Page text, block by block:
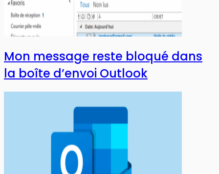
Mon message reste bloqué dans
la boîte d’envoi Outlook